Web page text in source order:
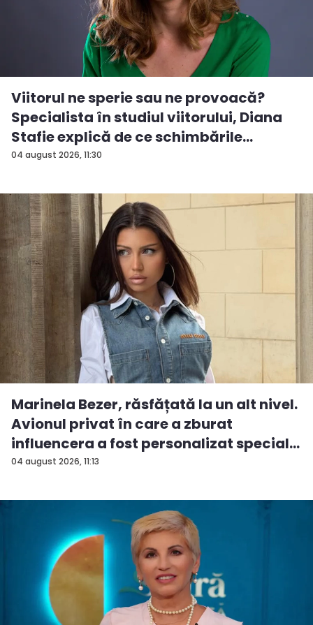
04 august 2026, 11:30
Viitorul ne sperie sau ne provoacă?
Specialista în studiul viitorului, Diana
Stafie explică de ce schimbările
majore...
04 august 2026, 11:13
Marinela Bezer, răsfățată la un alt nivel.
Avionul privat în care a zburat
influencera a fost personalizat special...